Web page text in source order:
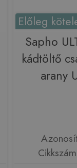
Előleg
Sapho
kádtöltő
arany